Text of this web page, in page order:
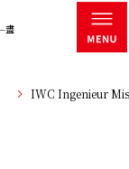
盡
IWC Ingenieur